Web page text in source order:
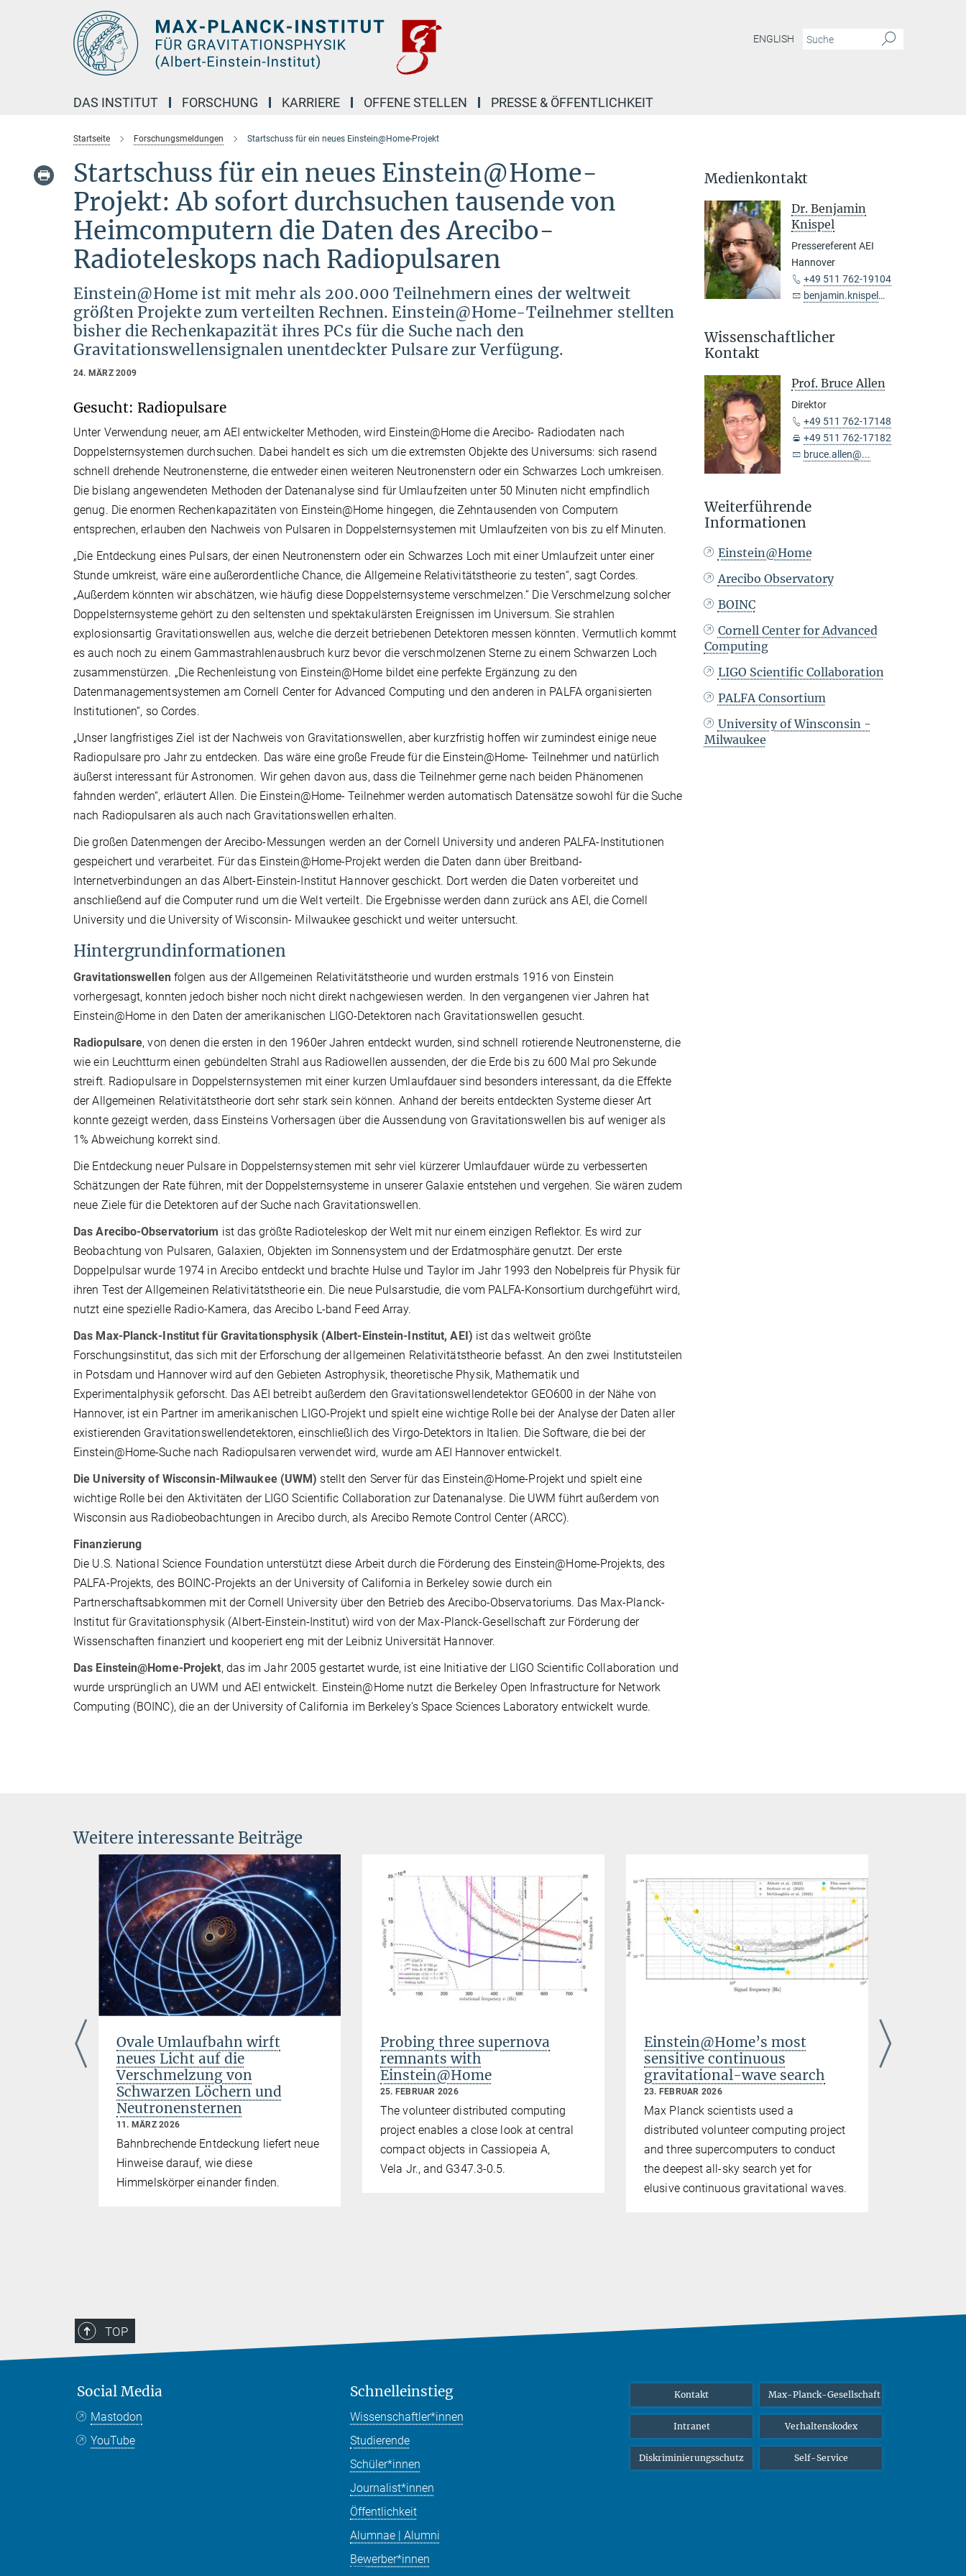
ENGLISH
DAS INSTITUT FORSCHUNG KARRIERE OFFENE STELLEN PRESSE & ÖFFENTLICHKEIT
Startseite Forschungsmeldungen Startschuss für ein neues Einstein@Home-Projekt
Startschuss für ein neues Einstein@Home-
Projekt: Ab sofort durchsuchen tausende von
Heimcomputern die Daten des Arecibo-
Radioteleskops nach Radiopulsaren
Einstein@Home ist mit mehr als 200.000 Teilnehmern eines der weltweit
größten Projekte zum verteilten Rechnen. Einstein@Home-Teilnehmer stellten
bisher die Rechenkapazität ihres PCs für die Suche nach den
Gravitationswellensignalen unentdeckter Pulsare zur Verfügung.
24. MÄRZ 2009
Gesucht: Radiopulsare
Unter Verwendung neuer, am AEI entwickelter Methoden, wird Einstein@Home die Arecibo- Radiodaten nach
Doppelsternsystemen durchsuchen. Dabei handelt es sich um die extremsten Objekte des Universums: sich rasend
schnell drehende Neutronensterne, die entweder einen weiteren Neutronenstern oder ein Schwarzes Loch umkreisen.
Die bislang angewendeten Methoden der Datenanalyse sind für Umlaufzeiten unter 50 Minuten nicht empfindlich
genug. Die enormen Rechenkapazitäten von Einstein@Home hingegen, die Zehntausenden von Computern
entsprechen, erlauben den Nachweis von Pulsaren in Doppelsternsystemen mit Umlaufzeiten von bis zu elf Minuten.
„Die Entdeckung eines Pulsars, der einen Neutronenstern oder ein Schwarzes Loch mit einer Umlaufzeit unter einer
Stunde umkreist, wäre eine außerordentliche Chance, die Allgemeine Relativitätstheorie zu testen“, sagt Cordes.
„Außerdem könnten wir abschätzen, wie häufig diese Doppelsternsysteme verschmelzen.“ Die Verschmelzung solcher
Doppelsternsysteme gehört zu den seltensten und spektakulärsten Ereignissen im Universum. Sie strahlen
explosionsartig Gravitationswellen aus, welche die derzeit betriebenen Detektoren messen könnten. Vermutlich kommt
es auch noch zu einem Gammastrahlenausbruch kurz bevor die verschmolzenen Sterne zu einem Schwarzen Loch
zusammenstürzen. „Die Rechenleistung von Einstein@Home bildet eine perfekte Ergänzung zu den
Datenmanagementsystemen am Cornell Center for Advanced Computing und den anderen in PALFA organisierten
Institutionen“, so Cordes.
„Unser langfristiges Ziel ist der Nachweis von Gravitationswellen, aber kurzfristig hoffen wir zumindest einige neue
Radiopulsare pro Jahr zu entdecken. Das wäre eine große Freude für die Einstein@Home- Teilnehmer und natürlich
äußerst interessant für Astronomen. Wir gehen davon aus, dass die Teilnehmer gerne nach beiden Phänomenen
fahnden werden“, erläutert Allen. Die Einstein@Home- Teilnehmer werden automatisch Datensätze sowohl für die Suche
nach Radiopulsaren als auch nach Gravitationswellen erhalten.
Die großen Datenmengen der Arecibo-Messungen werden an der Cornell University und anderen PALFA-Institutionen
gespeichert und verarbeitet. Für das Einstein@Home-Projekt werden die Daten dann über Breitband-
Internetverbindungen an das Albert-Einstein-Institut Hannover geschickt. Dort werden die Daten vorbereitet und
anschließend auf die Computer rund um die Welt verteilt. Die Ergebnisse werden dann zurück ans AEI, die Cornell
University und die University of Wisconsin- Milwaukee geschickt und weiter untersucht.
Hintergrundinformationen
Gravitationswellen folgen aus der Allgemeinen Relativitätstheorie und wurden erstmals 1916 von Einstein
vorhergesagt, konnten jedoch bisher noch nicht direkt nachgewiesen werden. In den vergangenen vier Jahren hat
Einstein@Home in den Daten der amerikanischen LIGO-Detektoren nach Gravitationswellen gesucht.
Radiopulsare, von denen die ersten in den 1960er Jahren entdeckt wurden, sind schnell rotierende Neutronensterne, die
wie ein Leuchtturm einen gebündelten Strahl aus Radiowellen aussenden, der die Erde bis zu 600 Mal pro Sekunde
streift. Radiopulsare in Doppelsternsystemen mit einer kurzen Umlaufdauer sind besonders interessant, da die Effekte
der Allgemeinen Relativitätstheorie dort sehr stark sein können. Anhand der bereits entdeckten Systeme dieser Art
konnte gezeigt werden, dass Einsteins Vorhersagen über die Aussendung von Gravitationswellen bis auf weniger als
1% Abweichung korrekt sind.
Die Entdeckung neuer Pulsare in Doppelsternsystemen mit sehr viel kürzerer Umlaufdauer würde zu verbesserten
Schätzungen der Rate führen, mit der Doppelsternsysteme in unserer Galaxie entstehen und vergehen. Sie wären zudem
neue Ziele für die Detektoren auf der Suche nach Gravitationswellen.
Das Arecibo-Observatorium ist das größte Radioteleskop der Welt mit nur einem einzigen Reflektor. Es wird zur
Beobachtung von Pulsaren, Galaxien, Objekten im Sonnensystem und der Erdatmosphäre genutzt. Der erste
Doppelpulsar wurde 1974 in Arecibo entdeckt und brachte Hulse und Taylor im Jahr 1993 den Nobelpreis für Physik für
ihren Test der Allgemeinen Relativitätstheorie ein. Die neue Pulsarstudie, die vom PALFA-Konsortium durchgeführt wird,
nutzt eine spezielle Radio-Kamera, das Arecibo L-band Feed Array.
Das Max-Planck-Institut für Gravitationsphysik (Albert-Einstein-Institut, AEI) ist das weltweit größte
Forschungsinstitut, das sich mit der Erforschung der allgemeinen Relativitätstheorie befasst. An den zwei Institutsteilen
in Potsdam und Hannover wird auf den Gebieten Astrophysik, theoretische Physik, Mathematik und
Experimentalphysik geforscht. Das AEI betreibt außerdem den Gravitationswellendetektor GEO600 in der Nähe von
Hannover, ist ein Partner im amerikanischen LIGO-Projekt und spielt eine wichtige Rolle bei der Analyse der Daten aller
existierenden Gravitationswellendetektoren, einschließlich des Virgo-Detektors in Italien. Die Software, die bei der
Einstein@Home-Suche nach Radiopulsaren verwendet wird, wurde am AEI Hannover entwickelt.
Die University of Wisconsin-Milwaukee (UWM) stellt den Server für das Einstein@Home-Projekt und spielt eine
wichtige Rolle bei den Aktivitäten der LIGO Scientific Collaboration zur Datenanalyse. Die UWM führt außerdem von
Wisconsin aus Radiobeobachtungen in Arecibo durch, als Arecibo Remote Control Center (ARCC).
Finanzierung
Die U.S. National Science Foundation unterstützt diese Arbeit durch die Förderung des Einstein@Home-Projekts, des
PALFA-Projekts, des BOINC-Projekts an der University of California in Berkeley sowie durch ein
Partnerschaftsabkommen mit der Cornell University über den Betrieb des Arecibo-Observatoriums. Das Max-Planck-
Institut für Gravitationsphysik (Albert-Einstein-Institut) wird von der Max-Planck-Gesellschaft zur Förderung der
Wissenschaften finanziert und kooperiert eng mit der Leibniz Universität Hannover.
Das Einstein@Home-Projekt, das im Jahr 2005 gestartet wurde, ist eine Initiative der LIGO Scientific Collaboration und
wurde ursprünglich an UWM und AEI entwickelt. Einstein@Home nutzt die Berkeley Open Infrastructure for Network
Computing (BOINC), die an der University of California im Berkeley’s Space Sciences Laboratory entwickelt wurde.
Medienkontakt
Dr. Benjamin
Knispel
Pressereferent AEI
Hannover
+49 511 762-19104
benjamin.knispel@...
Wissenschaftlicher
Kontakt
Prof. Bruce Allen
Direktor
+49 511 762-17148
+49 511 762-17182
bruce.allen@...
Weiterführende
Informationen
Einstein@Home
Arecibo Observatory
BOINC
Cornell Center for Advanced
Computing
LIGO Scientific Collaboration
PALFA Consortium
University of Winsconsin -
Milwaukee
Weitere interessante Beiträge
Ovale Umlaufbahn wirft
neues Licht auf die
Verschmelzung von
Schwarzen Löchern und
Neutronensternen
11. MÄRZ 2026
Bahnbrechende Entdeckung liefert neue
Hinweise darauf, wie diese
Himmelskörper einander finden.
Probing three supernova
remnants with
Einstein@Home
25. FEBRUAR 2026
The volunteer distributed computing
project enables a close look at central
compact objects in Cassiopeia A,
Vela Jr., and G347.3-0.5.
Einstein@Home’s most
sensitive continuous
gravitational-wave search
23. FEBRUAR 2026
Max Planck scientists used a
distributed volunteer computing project
and three supercomputers to conduct
the deepest all-sky search yet for
elusive continuous gravitational waves.
TOP
Social Media
Mastodon
YouTube
Schnelleinstieg
Wissenschaftler*innen
Studierende
Schüler*innen
Journalist*innen
Öffentlichkeit
Alumnae | Alumni
Bewerber*innen
Kontakt Max-Planck-Gesellschaft
Intranet Verhaltenskodex
Diskriminierungsschutz Self-Service